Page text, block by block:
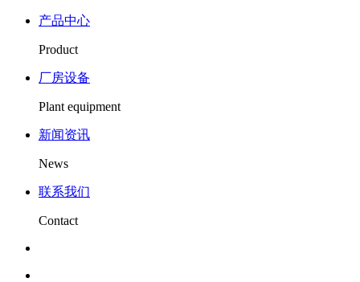
产品中心
Product
厂房设备
Plant equipment
新闻资讯
News
联系我们
Contact